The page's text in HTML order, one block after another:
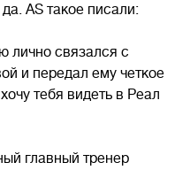
AS такое писали:
лично связался с
и передал ему четкое
тебя видеть в Реал
главный тренер